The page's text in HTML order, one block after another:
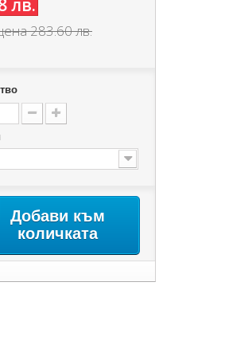
лв.
283.60 лв.
Добави към
количката